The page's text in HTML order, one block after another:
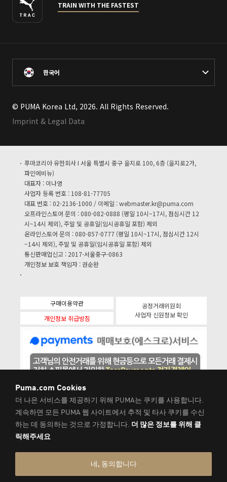
TRAIN WITH THE FASTEST
한국어
© PUMA Korea Ltd, 2026. All Rights Reserved.
Imprint & Legal Data
푸마코리아 유한회사 I 서울 특별시 중구 을지로 100, 6층 (을지로2가,
파인에비뉴)
대표자 : 이나영
사업자 등록 번호 : 108-81-77705
대표 번호 : 02-2136-1000 / 이메일 :webmaster.kr@puma.com
오프라인스토어 문의 : 080-082-0888 (평일 10시~17시, 점심시간 12
시~14시 제외), 주말 및 공휴일(임시공휴일 포함) 제외
온라인스토어 문의 : 080-857-0777 (평일 10시~17시, 점심시간 12시
~14시 제외), 주말 및 공휴일(임시공휴일 포함) 제외
통신판매업신고 : 2017-서울중구-0863
개인정보 보호 책임자 : 권순완
구매이용약관
개인정보 취급방침
공정거래위원회
사업자 신원정보 확인